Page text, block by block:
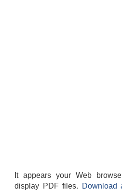
It appears your Web
display PDF files.
Download